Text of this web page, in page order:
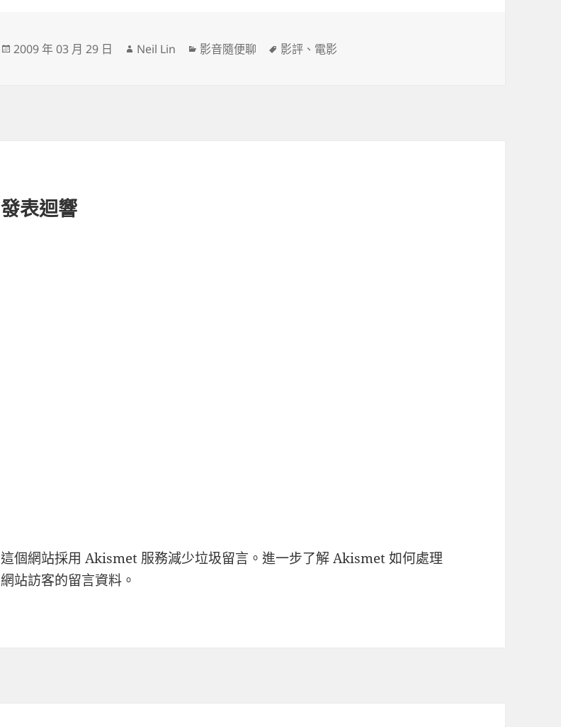
發
2009 年 03 月 29 日
作
Neil Lin
分
影音隨便聊
標
影評 、 電影
發表迴響
這個網站採用 Akismet 服務減少垃圾留言。進一步了解 Akismet 如何處理
網站訪客的留言資料 。